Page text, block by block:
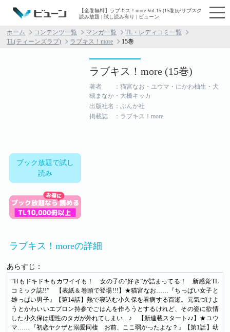
【全巻無料】ラブキス！more Vol.15 (15巻)がサブスク
読み放題 | 試し読み有り | ビューン
ホーム コンテンツ一覧 マンガ一覧
TL・レディコミ一覧
TL(ティーンズラブ)
ラブキス！more 15巻
ブック放題で試し
読み
ラブキス！more (15巻)
著者 ：猫宮なお・ユウマ・にかわ柚生・犬
槻まなか・大橋キッカ
出版社名：ぶんか社
掲載誌 ：ラブキス！more
ラブキス！moreの詳細
あらすじ：
“Hもドキドキもカワイイも！ 女の子の“好き”が詰まってる！ 新感覚TL
コミック誌!!” 【表紙＆巻頭で登場!!!】★猫宮なお……『ちっぱい女子と
雄っぱい男子』【第14話】熱で寝込む小久保を看病する百瀬。元気づけよ
うとかわいいエプロン持参でごはんを作ろうとするけれど、その姿に欲情
した小久保は理性のタガが外れてしまい…♪ 【新連載スタート♪♪】★ユウ
マ……『初恋ヤクザと溺愛同棲 お前、ここ弱かったよな？』【第1話】幼